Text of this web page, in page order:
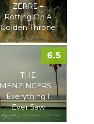
ZERRE –
Rotting On A
Golden Throne
THE
MENZINGERS –
Everything I
Ever Saw
6.5